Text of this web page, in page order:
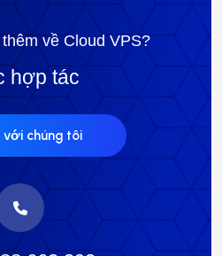
về Cloud VPS?
hợp tác
với chúng tôi